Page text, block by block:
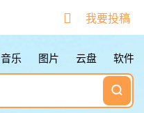
切换下一个
Esc
返回第一个
鼠标点击图标 切换下一个
我要投稿
音乐 图片 云盘 软件